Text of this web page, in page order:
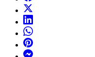
WhatsApp
Pinterest
Messenger